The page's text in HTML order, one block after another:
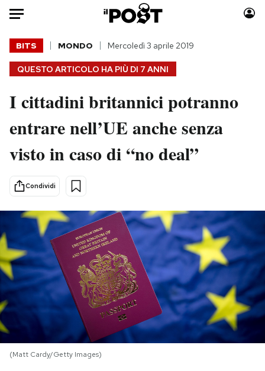
Auto
HOME
Italia
Politica
Tecnologia
Scienza
Economia
Sport
Moda
Consumismi
Storie/Idee
Altrecose
Mondiali calcio 2026
PODCAST
NEWSLETTER
QUESTO ARTICOLO HA PIÙ DI 7 ANNI
BITS MONDO Mercoledì 3 aprile 2019
I cittadini britannici potranno
entrare nell’UE anche senza
visto in caso di “no deal”
Condividi
(Matt Cardy/Getty Images)